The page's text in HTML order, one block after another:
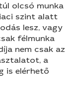
olcsó munka
szint alatt
lesz, vagy
félmunka
nem csak az
a
is elérhető